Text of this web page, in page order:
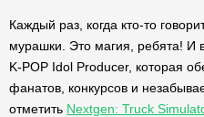
Каждый раз, когда кто-то
мурашки. Это магия, ребята! И
K-POP Idol Producer, которая
фанатов, конкурсов и
отметить Nextgen: Truck